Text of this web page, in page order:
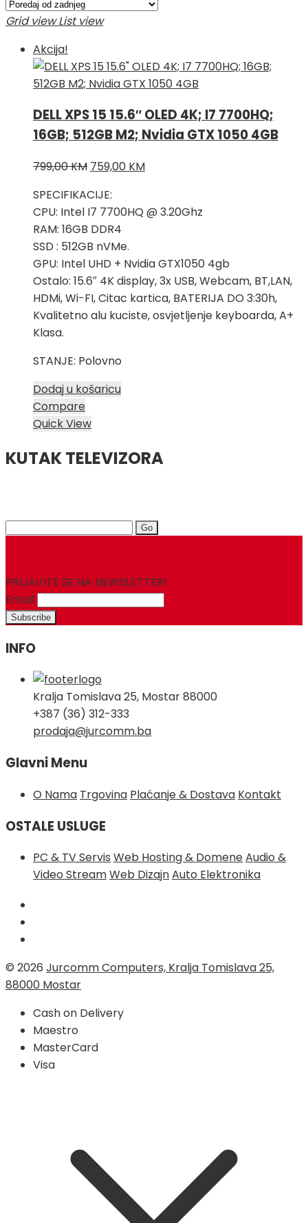
Grid view List view
Akcija!
DELL XPS 15 15.6″ OLED 4K; I7 7700HQ;
16GB; 512GB M2; Nvidia GTX 1050 4GB
799,00KM Izvorna
bila
je:
799,00 KM.
759,00 KMTrenutna
759,00 KM.
SPECIFIKACIJE:
CPU: Intel I7 7700HQ @ 3.20Ghz
RAM: 16GB DDR4
SSD : 512GB nVMe.
GPU: Intel UHD + Nvidia GTX1050 4gb
Ostalo: 15.6″ 4K display, 3x USB, Webcam, BT,LAN,
HDMi, Wi-FI, Citac kartica, BATERIJA DO 3:30h,
Kvalitetno alu kuciste, osvjetljenje keyboarda, A+
Klasa.
STANJE: Polovno
Dodaj u košaricu
Compare
Quick View
KUTAK TELEVIZORA
Search
PRIJAVITE SE NA NEWSLETTER!
Email
INFO
Kralja Tomislava 25, Mostar 88000
+387 (36) 312-333
prodaja@jurcomm.ba
Glavni Menu
O Nama Trgovina Plaćanje & Dostava Kontakt
OSTALE USLUGE
PC & TV Servis Web Hosting & DomeneAudio &
Video StreamWeb DizajnAuto Elektronika
© 2026 Jurcomm Computers, Kralja Tomislava 25,
88000 Mostar
Cash on Delivery
Maestro
MasterCard
Visa